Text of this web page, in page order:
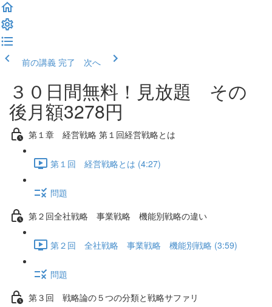
前の講義 完了 次へ
３０日間無料！見放題 その
後月額3278円
第１章 経営戦略 第１回経営戦略とは
第１回 経営戦略とは (4:27)
問題
第２回全社戦略 事業戦略 機能別戦略の違い
第２回 全社戦略 事業戦略 機能別戦略 (3:59)
問題
第３回 戦略論の５つの分類と戦略サファリ